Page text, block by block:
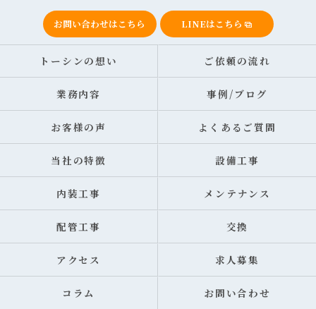
お問い合わせはこちら LINEはこちら
トーシンの想い ご依頼の流れ
業務内容 事例/ブログ
お客様の声 よくあるご質問
当社の特徴 設備工事
内装工事 メンテナンス
配管工事 交換
アクセス 求人募集
コラム お問い合わせ